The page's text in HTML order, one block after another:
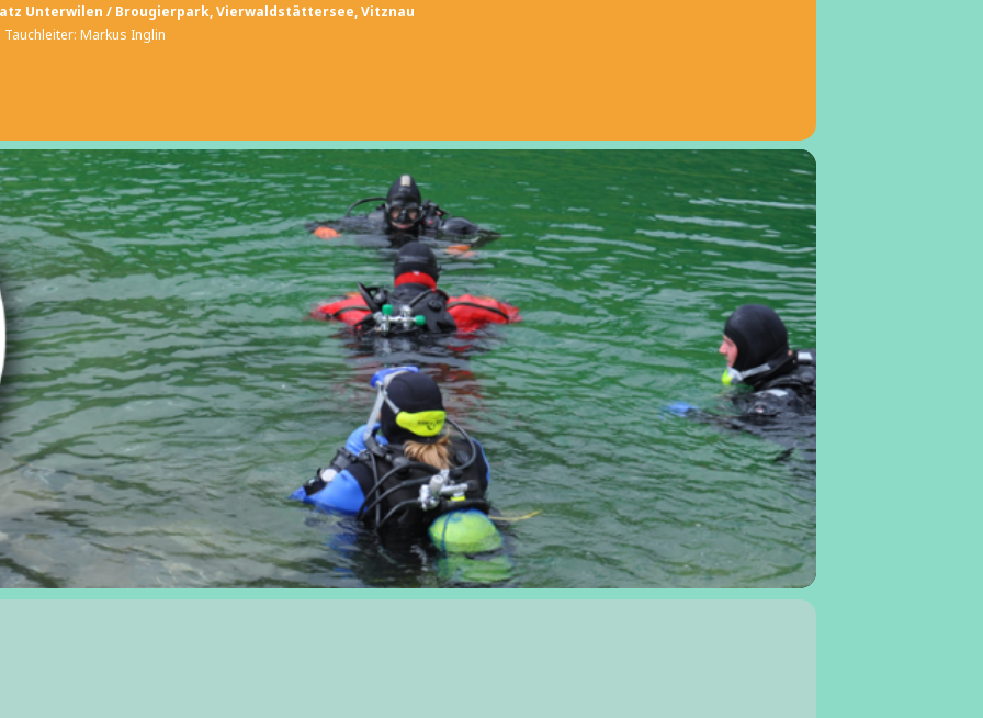
Unterwilen / Brougierpark, Vierwaldstättersee, Vitznau
Tauchleiter: Markus Inglin